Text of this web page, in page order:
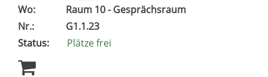
Wo:
Raum 10 - Gesprächsraum
Nr.:
G1.1.23
Status:
Plätze frei